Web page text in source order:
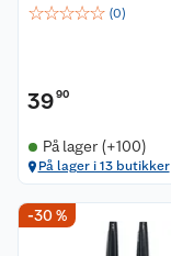
☆☆☆☆☆ (0)
3990
På lager (+100)
På lager i 13 butikker
-30 %